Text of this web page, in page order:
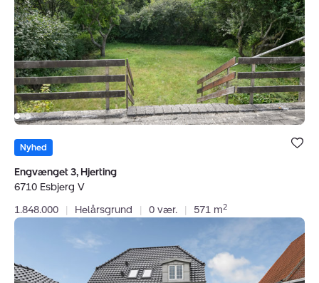
6710
Esbjerg
V
Bolig er
under dine
Nyhed
Engvænget 3, Hjerting
6710 Esbjerg V
1.848.000
| Helårsgrund | 0 vær. | 571 m2
137,
6700